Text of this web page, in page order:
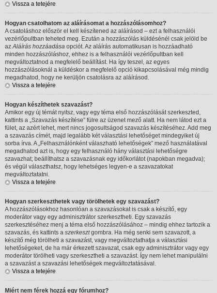
Vissza a tetejére
Hogyan csatolhatom az aláírásomat a hozzászólásomhoz?
A csatoláshoz először el kell készítened az aláírásod – ezt a felhasználói
vezérlőpultban teheted meg. Ezután a hozzászólás küldésénél csak jelöld be
azAláírás hozzáadása opciót. Az aláírás automatikusan is hozzáadható
minden hozzászóláshoz, ehhez is a felhasználói vezérlőpultban kell
megváltoztatnod a megfelelő beállítást. Ha így teszel, az egyes
hozzászólásoknál a küldéskor a megfelelő opció kikapcsolásával még mindig
megadhatod, hogy ne kerüljön csatolásra az aláírásod.
Vissza a tetejére
Hogyan készíthetek szavazást?
Amikor egy új témát nyitsz, vagy egy téma első hozzászólását szerkeszted,
kattints a „Szavazás készítése” fülre az üzenet mező alatt. Ha nem látod ezt a
fület, az azért lehet, mert nincs jogosultságod szavazás készítéséhez. Add meg
a szavazás címét, majd legalább két választási lehetőséget mindegyiket új
sorba írva. A „Felhasználónként válaszható lehetőségek” mező használatával
megadhatod azt is, hogy egy felhasználó hány választási lehetőségre
szavazhat; beállíthatsz a szavazásnak egy időkorlátot (napokban megadva);
és végül választhatsz, hogy lehetséges legyen-e a szavazatokat
megváltoztatatni.
Vissza a tetejére
Hogyan szerkeszthetek vagy törölhetek egy szavazást?
A hozzászólásokhoz hasonlóan a szavazásokat is csak a készítő, egy
moderátor vagy egy adminisztrátor szerkesztheti. Egy szavazás
szerkesztéséhez menj a téma első hozzászólásához – mindig ehhez tartozik a
szavazás, és kattints a szerkesztgombra. Ha még senki sem szavazott, a
készítő még törölheti a szavazást, vagy megváltoztathatja a választási
lehetőségeket, de ha már érkezett szavazat, csak egy adminisztrátor vagy egy
moderátor törölheti vagy szerkesztheti a szavazást. Így nem lehet manipulálni
a szavazást a szavazási lehetőségek megváltoztatásával.
Vissza a tetejére
Miért nem férek hozzá egy fórumhoz?